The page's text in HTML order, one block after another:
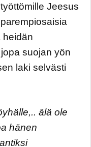
Jeesus
heidän
suojan yön
laki selvästi
älä ole
hänen